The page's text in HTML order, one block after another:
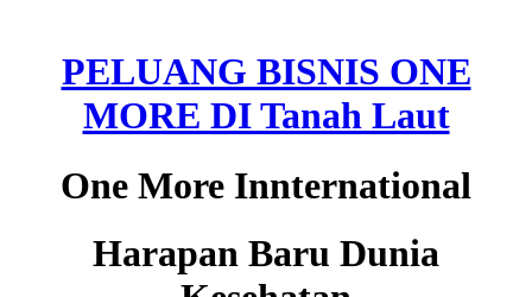
PELUANG BISNIS ONE
MORE DI Tanah Laut
One More Innternational
Harapan Baru Dunia